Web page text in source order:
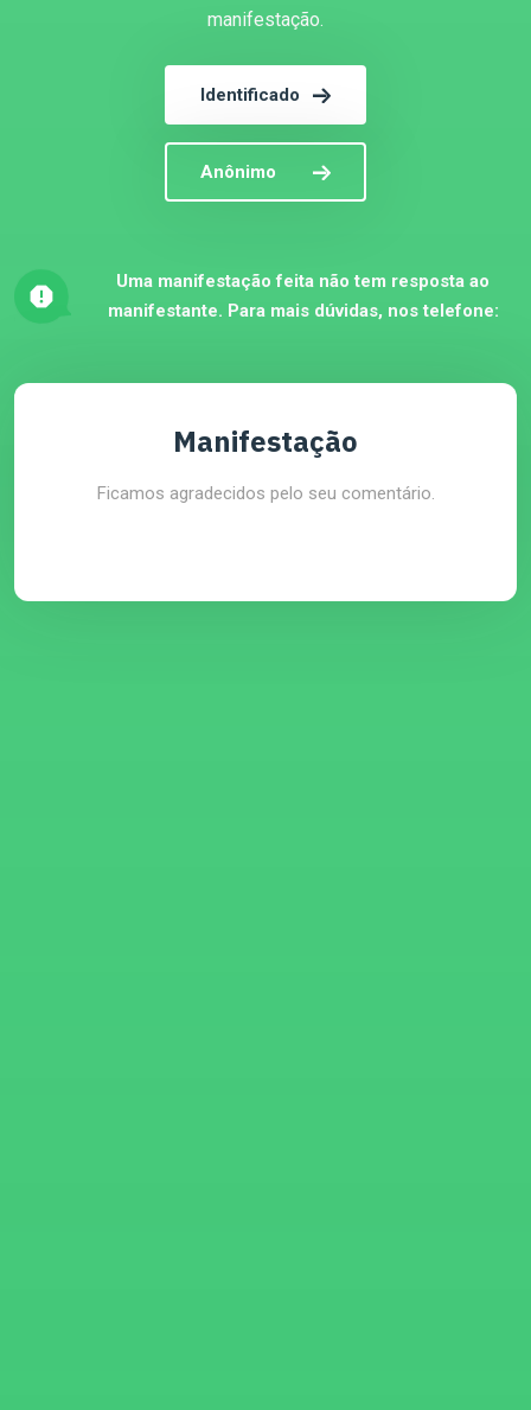
manifestação.
Identificado
Anônimo
Uma manifestação feita não tem resposta ao
manifestante. Para mais dúvidas, nos telefone:
Manifestação
Ficamos agradecidos pelo seu comentário.